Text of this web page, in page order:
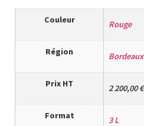
Couleur Rouge
Région Bordeaux
Prix HT 2 200,00 €
Format 3 L